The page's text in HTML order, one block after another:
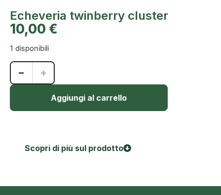
Echeveria twinberry cluster
10,00 €
1 disponibili
− +
Aggiungi al carrello
Scopri di più sul prodotto